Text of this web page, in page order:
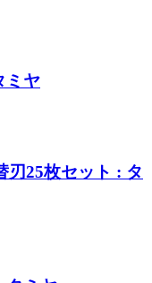
ミヤ
25枚セット : タ